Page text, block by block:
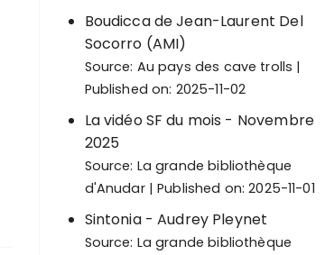
Boudicca de Jean-Laurent Del
Socorro (AMI)
Source: Au pays des cave trolls
Published on: 2025-11-02
La vidéo SF du mois - Novembre
2025
Source: La grande bibliothèque
d'Anudar
Published on: 2025-11-01
Sintonia - Audrey Pleynet
Source: La grande bibliothèque